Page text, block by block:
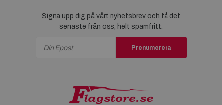
Signa upp dig på vårt nyhetsbrev och få det
senaste från oss, helt spamfritt.
Prenumerera